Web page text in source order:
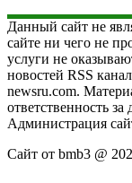
Данный сайт не
сайте ни чего не
услуги не
новостей RSS
newsru.com.
ответственность
Администрация
Сайт от bmb3 @